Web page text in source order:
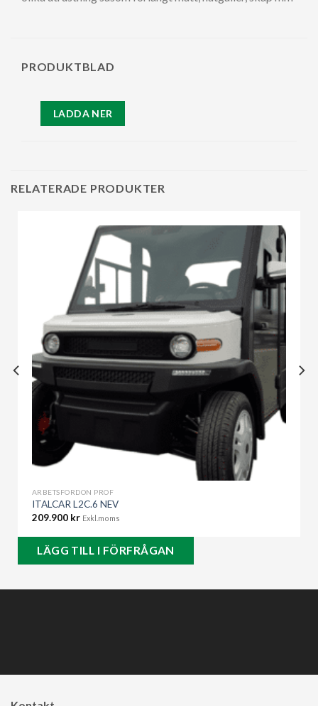
PRODUKTBLAD
LADDA NER
RELATERADE PRODUKTER
ARBETSFORDON PROF
ITALCAR L2C.6 NEV
209.900 kr Exkl.moms
LÄGG TILL I FÖRFRÅGAN